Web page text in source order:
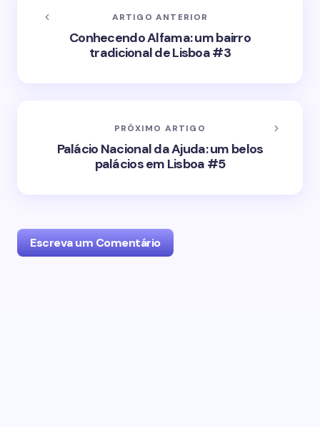
ARTIGO ANTERIOR
Conhecendo Alfama: um bairro
tradicional de Lisboa #3
PRÓXIMO ARTIGO
Palácio Nacional da Ajuda: um belos
palácios em Lisboa #5
Escreva um Comentário